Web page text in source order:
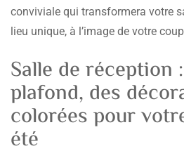
conviviale qui transformera votre
lieu unique, à l’image de votre
Salle de réception
plafond, des
colorées pour
été